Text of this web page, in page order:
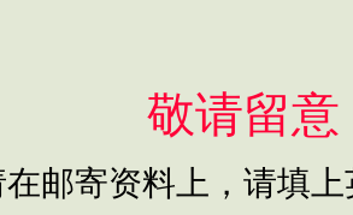
敬请留意
邮寄资料上，请填上